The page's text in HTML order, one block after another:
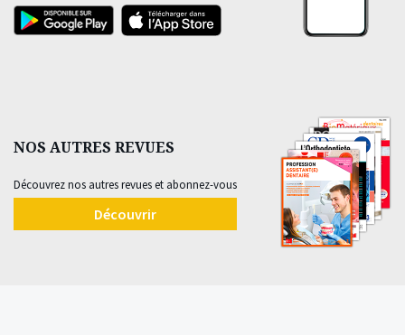
NOS AUTRES REVUES
Découvrez nos autres revues et abonnez-vous
Découvrir